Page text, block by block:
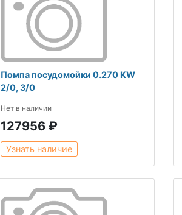
Помпа посудомойки 0.270 KW
2/0, 3/0
Нет в наличии
127956 ₽
Узнать наличие